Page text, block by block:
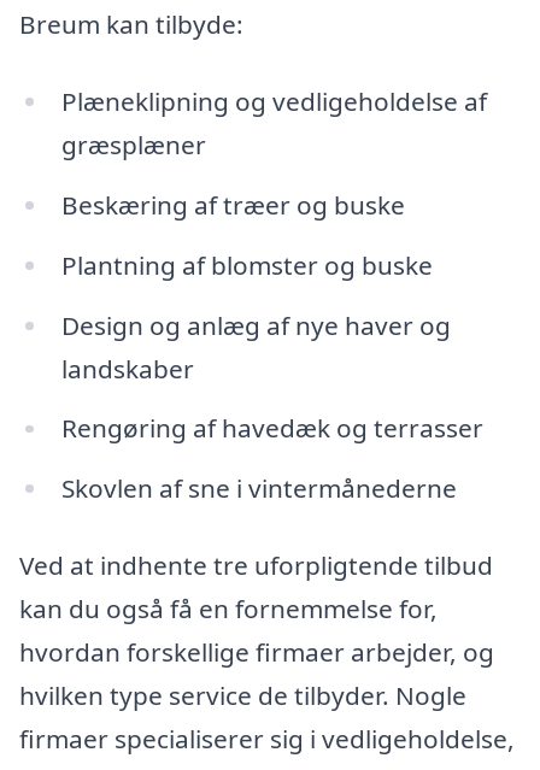
Breum kan tilbyde:
Plæneklipning og vedligeholdelse af
græsplæner
Beskæring af træer og buske
Plantning af blomster og buske
Design og anlæg af nye haver og
landskaber
Rengøring af havedæk og terrasser
Skovlen af sne i vintermånederne
Ved at indhente tre uforpligtende tilbud
kan du også få en fornemmelse for,
hvordan forskellige firmaer arbejder, og
hvilken type service de tilbyder. Nogle
firmaer specialiserer sig i vedligeholdelse,